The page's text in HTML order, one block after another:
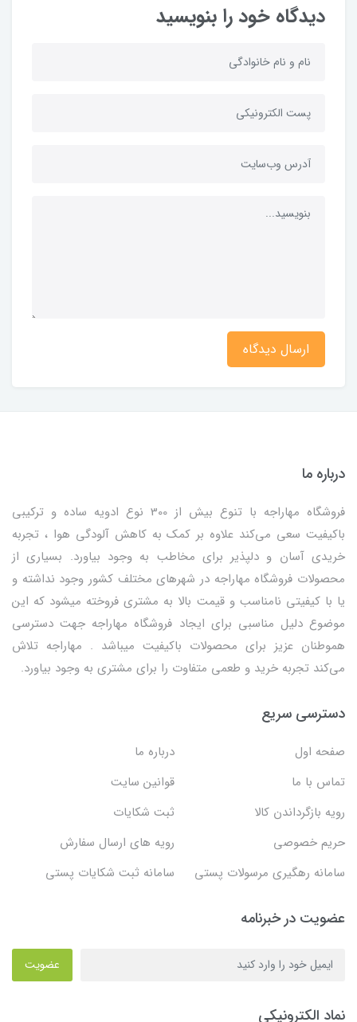
دیدگاه خود را بنویسید
ارسال دیدگاه
درباره ما
فروشگاه مهاراجه با تنوع بیش از 300 نوع ادویه ساده و ترکیبی
باکیفیت سعی می‌کند علاوه بر کمک به کاهش آلودگی هوا ، تجربه
خریدی آسان و دلپذیر برای مخاطب به وجود بیاورد. بسیاری از
محصولات فروشگاه مهاراجه در شهرهای مختلف کشور وجود نداشته و
یا با کیفیتی نامناسب و قیمت بالا به مشتری فروخته میشود که این
موضوع دلیل مناسبی برای ایجاد فروشگاه مهاراجه جهت دسترسی
هموطنان عزیز برای محصولات باکیفیت میباشد . مهاراجه تلاش
می‌کند تجربه خرید و طعمی متفاوت را برای مشتری به وجود بیاورد.
دسترسی سریع
صفحه اول
درباره ما
تماس با ما
قوانین سایت
رویه بازگرداندن کالا
ثبت شکایات
حریم خصوصی
رویه های ارسال سفارش
سامانه رهگیری مرسولات پستی
سامانه ثبت شکایات پستی
عضویت در خبرنامه
عضویت
نماد الکترونیکی